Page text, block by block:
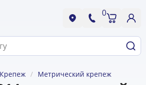
0
Крепеж Метрический крепеж